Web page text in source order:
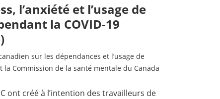
l’anxiété et l’usage de
la COVID-19
sur les dépendances et l’usage de
la Commission de la santé mentale du Canada
ont créé à l’intention des travailleurs de